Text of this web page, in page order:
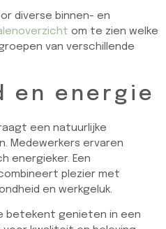
diverse binnen- en
om te zien welke
van verschillende
en energie
een natuurlijke
Medewerkers ervaren
energieker. Een
plezier met
en werkgeluk.
betekent genieten in een